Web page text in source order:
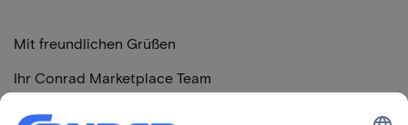
Mit freundlichen Grüßen
Ihr Conrad Marketplace Team